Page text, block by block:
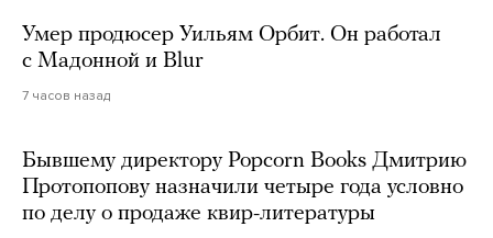
Умер продюсер Уильям Орбит. Он работал
с Мадонной и Blur
7 часов назад
Бывшему директору Popcorn Books Дмитрию
Протопопову назначили четыре года условно
по делу о продаже квир-литературы